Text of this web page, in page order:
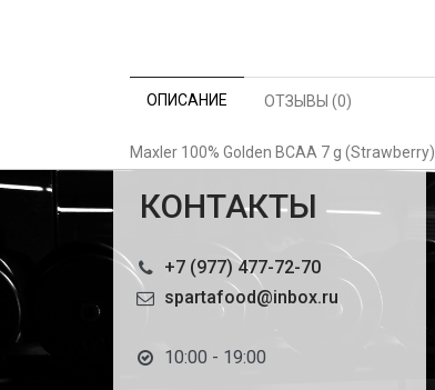
ОПИСАНИЕ ОТЗЫВЫ (0)
Maxler 100% Golden BCAA 7 g (Strawberry)
КОНТАКТЫ
+7 (977) 477-72-70
spartafood@inbox.ru
10:00 - 19:00